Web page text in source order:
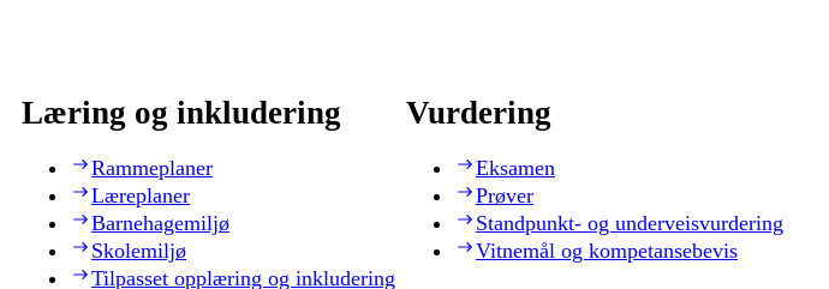
Læring og inkludering
Rammeplaner
Læreplaner
Barnehagemiljø
Skolemiljø
Tilpasset opplæring og inkludering
Vurdering
Eksamen
Prøver
Standpunkt- og underveisvurdering
Vitnemål og kompetansebevis